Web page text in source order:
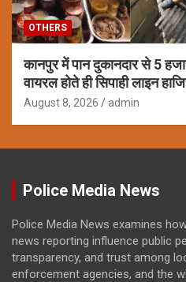
OTHERS
कानपुर में पान दुकानदार से 5
वायरल होते ही सिपाही लाइन
August 8, 2026 admin
Police Media News
Police Media News examines
news reporting influence public
transparency, and trust among
enforcement agencies, and the